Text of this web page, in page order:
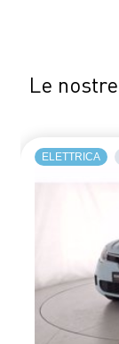
Le
ELETTRICA